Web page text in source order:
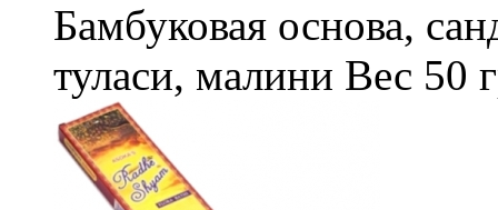
Бамбуковая основа,
туласи, малини Вес 50